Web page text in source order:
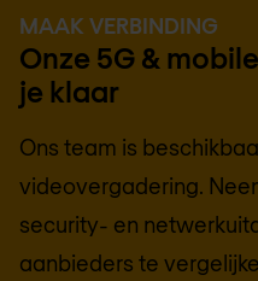
MAAK VERBINDING
Onze 5G &
je klaar
Ons team is
videovergadering.
security- en
aanbieders te